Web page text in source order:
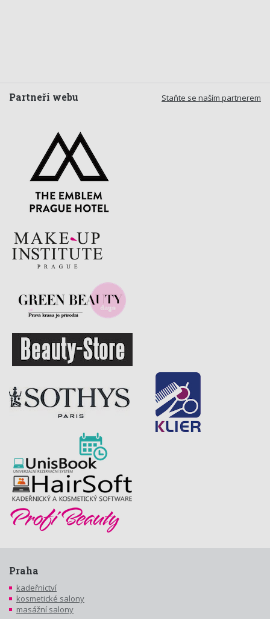
Staňte se naším partnerem
Partneři webu
Praha
kadeřnictví
kosmetické salony
masážní salony